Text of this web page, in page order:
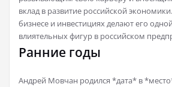
вклад в развитие российской
бизнесе и инвестициях делают его
влиятельных фигур в российском
Ранние годы
Андрей Мовчан родился *дата* в